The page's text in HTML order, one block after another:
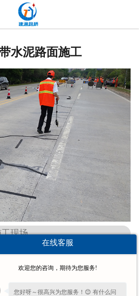
新闻中心
发货现场
工程案例
厂容厂貌
联系我们
水泥路面施工
现场
施工
在线客服
欢迎您的咨询，期待为您服务!
您好呀～很高兴为您服务！😊 有什么问